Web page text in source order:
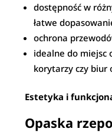
dostępność w
łatwe
ochrona
idealne do miejsc
korytarzy czy biur
Estetyka i
Opaska